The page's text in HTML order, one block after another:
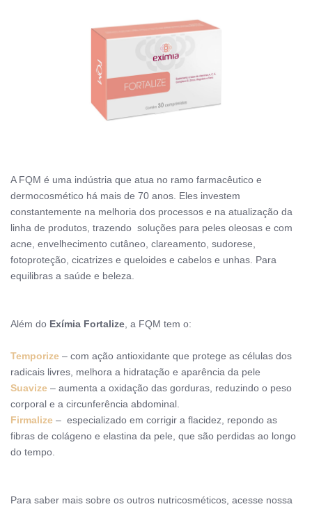
A FQM é uma indústria que atua no ramo farmacêutico e
dermocosmético há mais de 70 anos. Eles investem
constantemente na melhoria dos processos e na atualização da
linha de produtos, trazendo soluções para peles oleosas e com
acne, envelhecimento cutâneo, clareamento, sudorese,
fotoproteção, cicatrizes e queloides e cabelos e unhas. Para
equilibras a saúde e beleza.
Além do Exímia Fortalize a FQM tem o:
Temporize – com ação antioxidante que protege as células dos
radicais livres, melhora a hidratação e aparência da pele
Suavize – aumenta a oxidação das gorduras, reduzindo o peso
corporal e a circunferência abdominal.
Firmalize – especializado em corrigir a flacidez, repondo as
fibras de colágeno e elastina da pele, que são perdidas ao longo
do tempo.
Para saber mais sobre os outros nutricosméticos, acesse nossa